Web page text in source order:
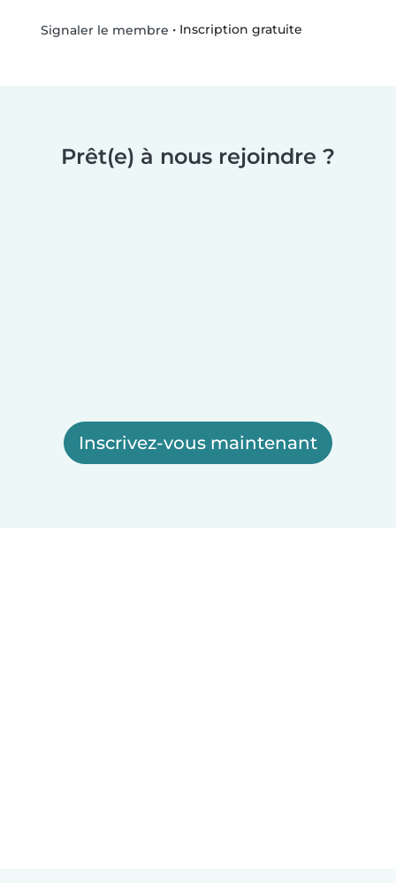
Signaler le membre • Inscription gratuite
Prêt(e) à nous rejoindre ?
Inscrivez-vous maintenant